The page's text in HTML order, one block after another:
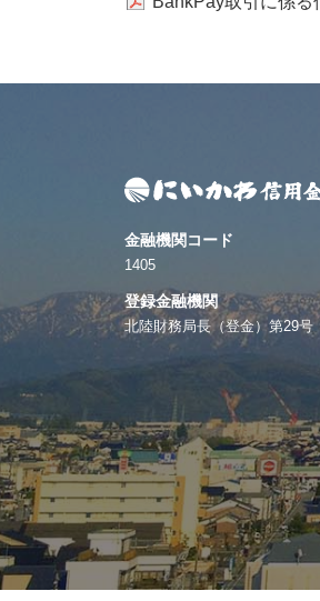
金融機関コード
1405
登録金融機関
北陸財務局長（登金）第29号